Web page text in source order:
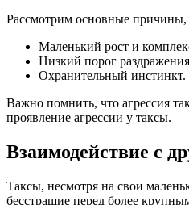
Рассмотрим основные
Маленький рост и
Низкий порог
Охранительный инстинкт.
Важно помнить, что агрессия
проявление агрессии у таксы.
Взаимодействие с
Таксы, несмотря на свои
бесстрашие перед более